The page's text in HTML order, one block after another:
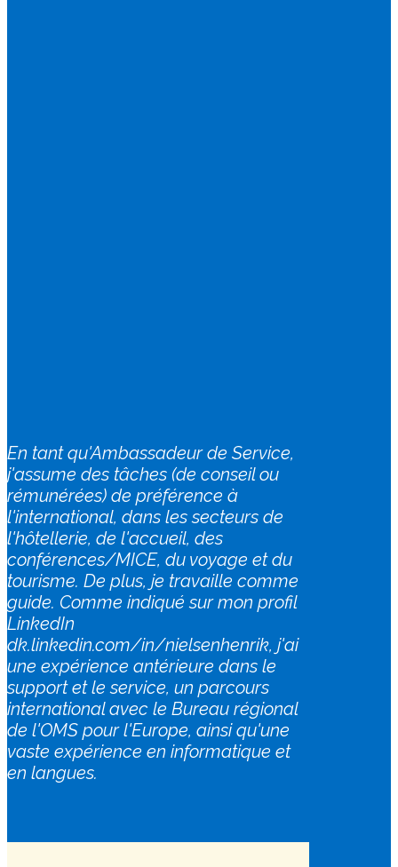
​En tant qu'Ambassadeur de Service,
j'assume des tâches (de conseil ou
rémunérées) de préférence à
l'international, dans les secteurs de
l'hôtellerie, de l'accueil, des
conférences/MICE, du voyage et du
tourisme. De plus, je travaille comme
guide. Comme indiqué sur mon profil
LinkedIn
dk.linkedin.com/in/nielsenhenrik, j'ai
une expérience antérieure dans le
support et le service, un parcours
international avec le Bureau régional
de l'OMS pour l'Europe, ainsi qu'une
vaste expérience en informatique et
en langues.